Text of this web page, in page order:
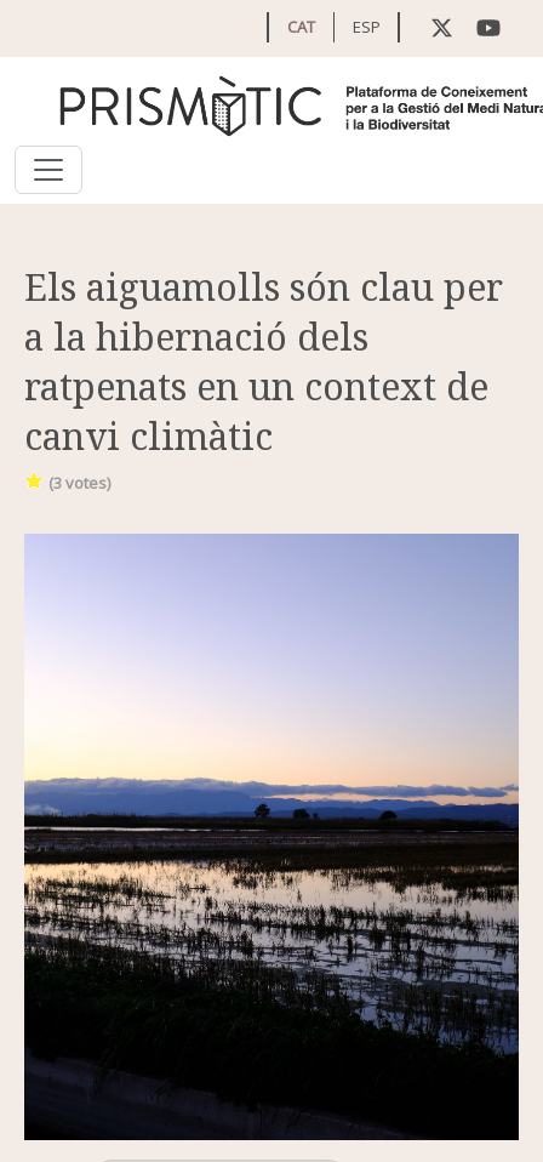
CAT ESP
Els aiguamolls són clau per
a la hibernació dels
ratpenats en un context de
canvi climàtic
(3votes)